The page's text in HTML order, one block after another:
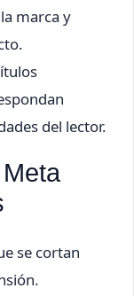
marca y
del lector.
se cortan